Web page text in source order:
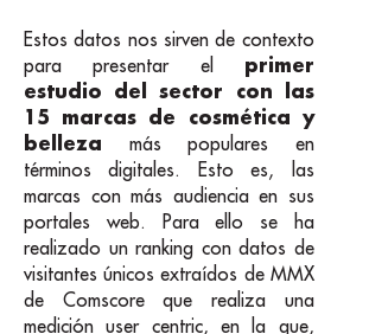
Estos datos nos sirven de contexto
para presentar el primer
estudio del sector con las
15 marcas de cosmética y
belleza más populares en
términos digitales. Esto es, las
marcas con más audiencia en sus
portales web. Para ello se ha
realizado un ranking con datos de
visitantes únicos extraídos de MMX
de Comscore que realiza una
medición user centric, en la que,